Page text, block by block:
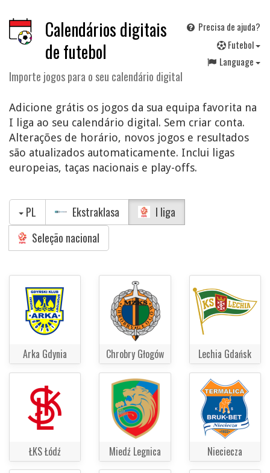
Calendários digitais
de futebol
Importe jogos para o seu calendário digital
Precisa de ajuda?
Futebol
Language
Adicione grátis os jogos da sua equipa favorita na
I liga ao seu calendário digital. Sem criar conta.
Alterações de horário, novos jogos e resultados
são atualizados automaticamente. Inclui ligas
europeias, taças nacionais e play-offs.
PL Ekstraklasa
I liga
Seleção nacional
Arka Gdynia Chrobry Głogów Lechia Gdańsk
ŁKS Łódź Miedź Legnica Nieciecza